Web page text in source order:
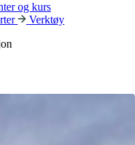
og kurs
Verktøy